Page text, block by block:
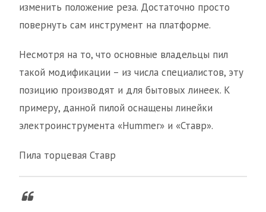
изменить положение реза. Достаточно просто
повернуть сам инструмент на платформе.
Несмотря на то, что основные владельцы пил
такой модификации – из числа специалистов, эту
позицию производят и для бытовых линеек. К
примеру, данной пилой оснащены линейки
электроинструмента «Hummer» и «Ставр».
Пила торцевая Ставр